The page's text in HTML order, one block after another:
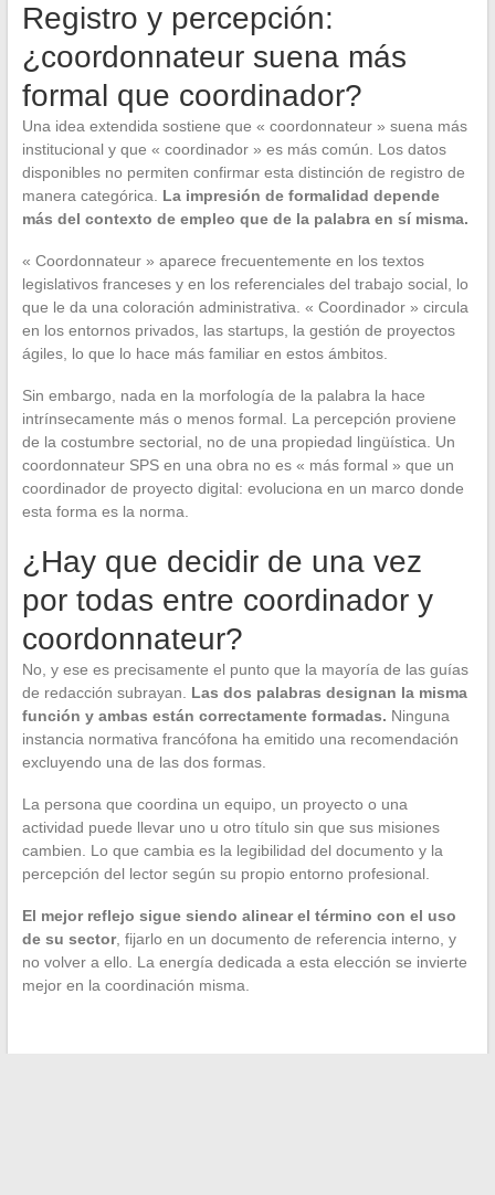
Registro y percepción:
¿coordonnateur suena más
formal que coordinador?
Una idea extendida sostiene que « coordonnateur » suena más
institucional y que « coordinador » es más común. Los datos
disponibles no permiten confirmar esta distinción de registro de
manera categórica. La impresión de formalidad depende
más del contexto de empleo que de la palabra en sí misma.
« Coordonnateur » aparece frecuentemente en los textos
legislativos franceses y en los referenciales del trabajo social, lo
que le da una coloración administrativa. « Coordinador » circula
en los entornos privados, las startups, la gestión de proyectos
ágiles, lo que lo hace más familiar en estos ámbitos.
Sin embargo, nada en la morfología de la palabra la hace
intrínsecamente más o menos formal. La percepción proviene
de la costumbre sectorial, no de una propiedad lingüística. Un
coordonnateur SPS en una obra no es « más formal » que un
coordinador de proyecto digital: evoluciona en un marco donde
esta forma es la norma.
¿Hay que decidir de una vez
por todas entre coordinador y
coordonnateur?
No, y ese es precisamente el punto que la mayoría de las guías
de redacción subrayan. Las dos palabras designan la misma
función y ambas están correctamente formadas. Ninguna
instancia normativa francófona ha emitido una recomendación
excluyendo una de las dos formas.
La persona que coordina un equipo, un proyecto o una
actividad puede llevar uno u otro título sin que sus misiones
cambien. Lo que cambia es la legibilidad del documento y la
percepción del lector según su propio entorno profesional.
El mejor reflejo sigue siendo alinear el término con el uso
de su sector, fijarlo en un documento de referencia interno, y
no volver a ello. La energía dedicada a esta elección se invierte
mejor en la coordinación misma.